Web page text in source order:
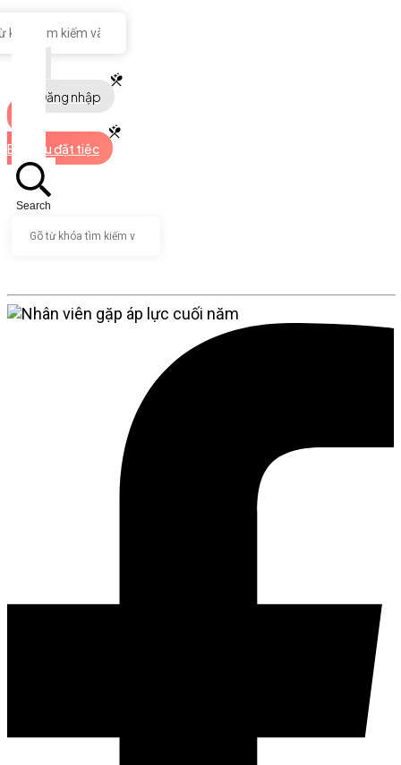
Đăng nhập
Bắt đầu đặt tiệc
Search